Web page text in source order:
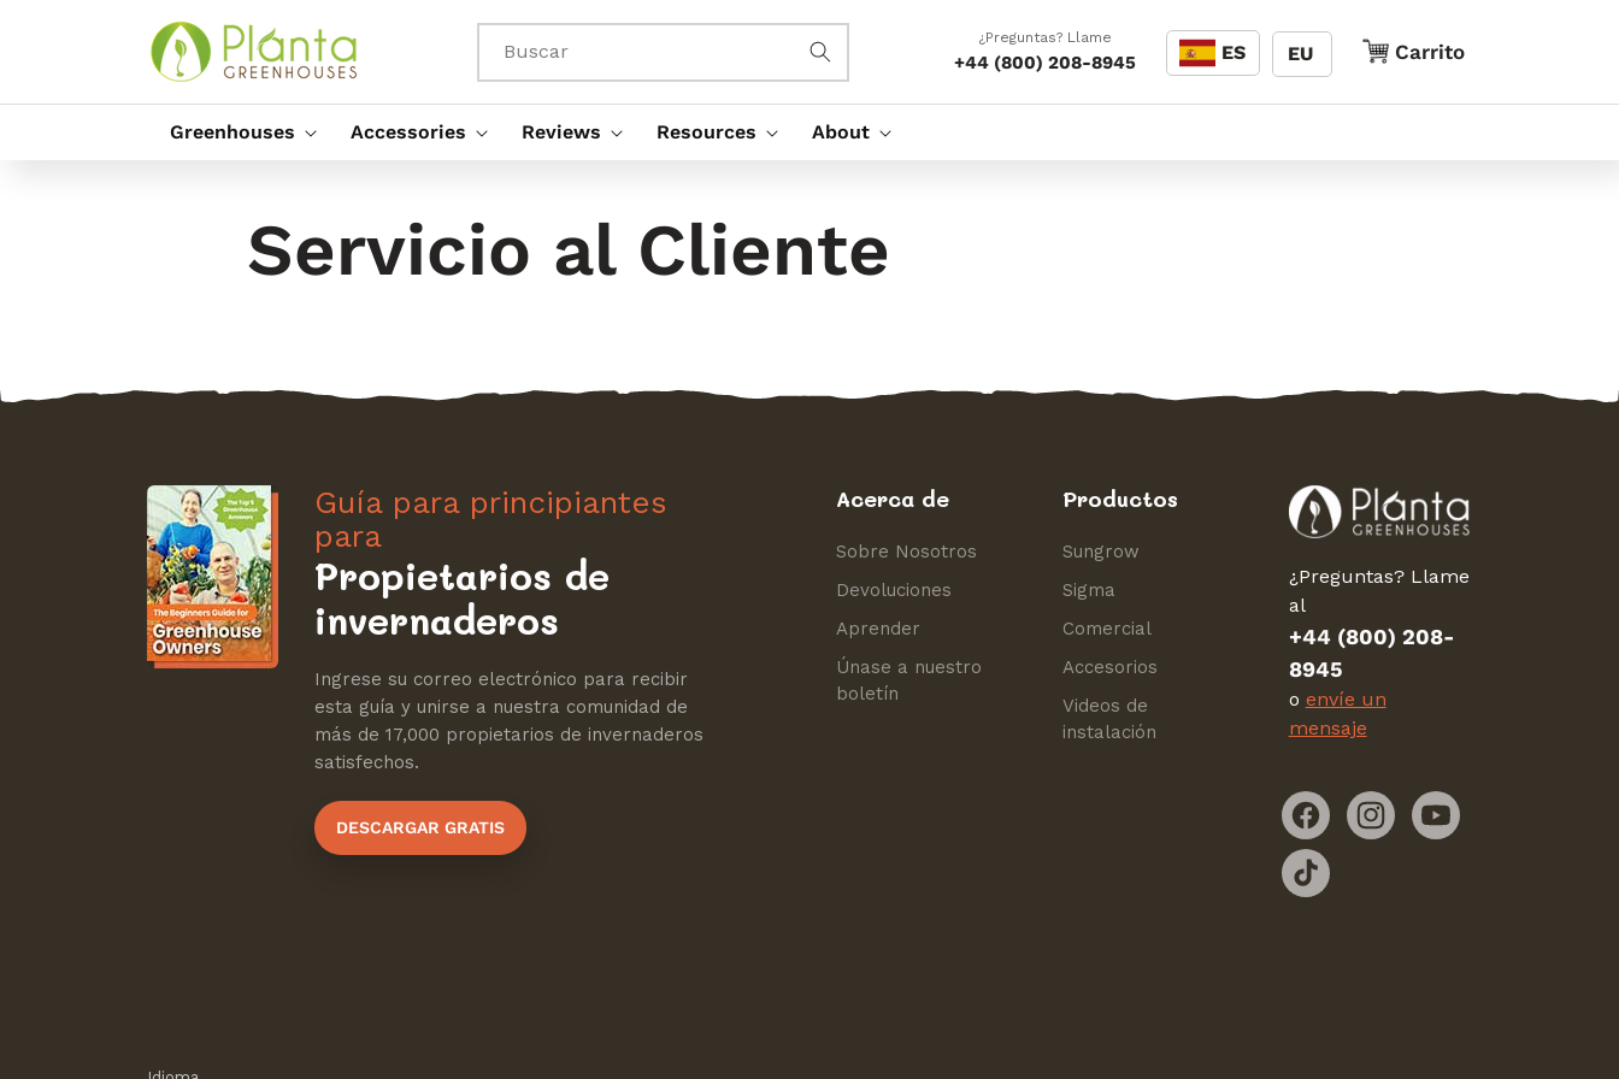
Buscar
¿Preguntas? Llame
+44 (800) 208-8945
Idioma
ES EU Carrito
Carrito
Greenhouses Accessories Reviews Resources About
Servicio al Cliente
Guía para principiantes
para
Propietarios de
invernaderos
Ingrese su correo electrónico para recibir
esta guía y unirse a nuestra comunidad de
más de 17,000 propietarios de invernaderos
satisfechos.
DESCARGAR GRATIS
Acerca de
Sobre Nosotros
Devoluciones
Aprender
Únase a nuestro
boletín
Productos
Sungrow
Sigma
Comercial
Accesorios
Videos de
instalación
¿Preguntas? Llame
al
+44 (800) 208-
8945
o envíe un
mensaje
FacebookInstagramYouTube
TikTok